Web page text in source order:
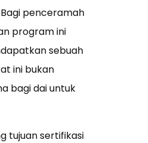
penceramah
program ini
sebuah
ini bukan
bagi dai untuk
tujuan sertifikasi